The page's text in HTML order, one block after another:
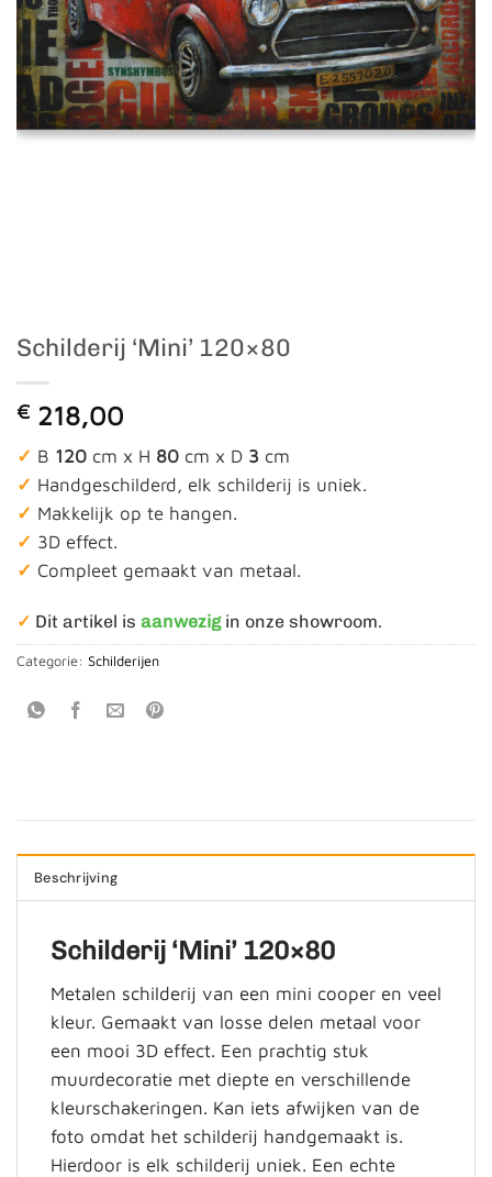
Schilderij ‘Mini’ 120×80
€ 218,00
✓ B 120 cm x H 80 cm x D 3 cm
✓ Handgeschilderd, elk schilderij is uniek.
✓ Makkelijk op te hangen.
✓ 3D effect.
✓ Compleet gemaakt van metaal.
✓ Dit artikel is aanwezigin onze showroom.
Categorie: Schilderijen
Beschrijving
Schilderij ‘Mini’ 120×80
Metalen schilderij van een mini cooper en veel
kleur. Gemaakt van losse delen metaal voor
een mooi 3D effect. Een prachtig stuk
muurdecoratie met diepte en verschillende
kleurschakeringen. Kan iets afwijken van de
foto omdat het schilderij handgemaakt is.
Hierdoor is elk schilderij uniek. Een echte